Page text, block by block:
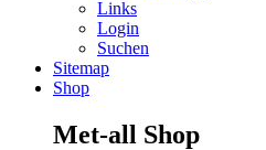
Links
Login
Suchen
Sitemap
Shop
Met-all Shop